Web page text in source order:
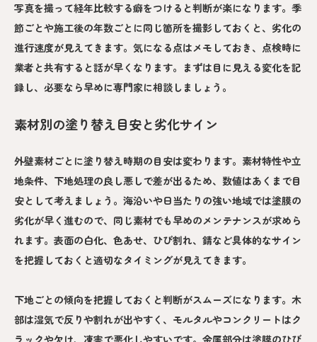
写真を撮って経年比較する癖をつけると判断が楽になります。季
節ごとや施工後の年数ごとに同じ箇所を撮影しておくと、劣化の
進行速度が見えてきます。気になる点はメモしておき、点検時に
業者と共有すると話が早くなります。まずは目に見える変化を記
録し、必要なら早めに専門家に相談しましょう。
素材別の塗り替え目安と劣化サイン
外壁素材ごとに塗り替え時期の目安は変わります。素材特性や立
地条件、下地処理の良し悪しで差が出るため、数値はあくまで目
安として考えましょう。海沿いや日当たりの強い地域では塗膜の
劣化が早く進むので、同じ素材でも早めのメンテナンスが求めら
れます。表面の白化、色あせ、ひび割れ、錆など具体的なサイン
を把握しておくと適切なタイミングが見えてきます。
下地ごとの傾向を把握しておくと判断がスムーズになります。木
部は湿気で反りや割れが出やすく、モルタルやコンクリートはク
ラックや欠け、凍害で悪化しやすいです。金属部分は塗膜のひび